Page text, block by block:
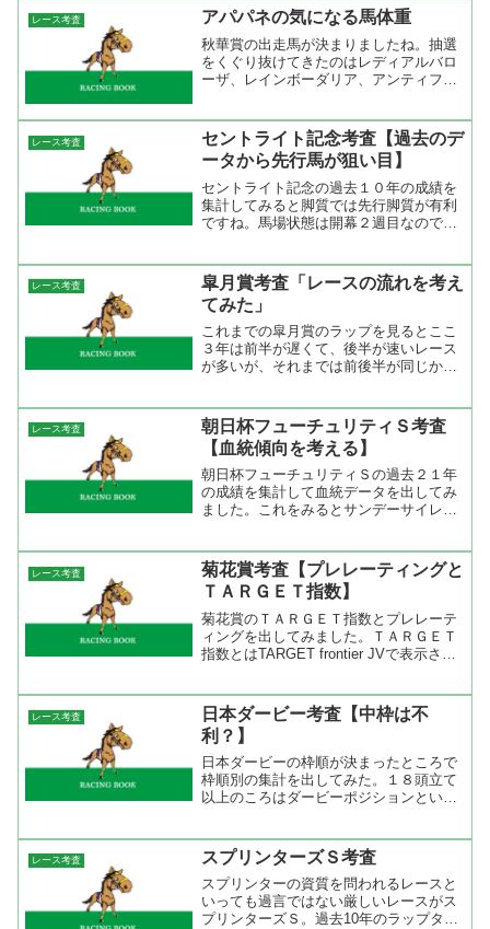
レースになるのか楽しみです。登録馬に
ついてはとりあえず置...
レース考査 アパパネの気になる馬体重
秋華賞の出走馬が決まりましたね。抽選
をくぐり抜けてきたのはレディアルバロ
ーザ、レインボーダリア、アンティフリ
うね。 多分、１人気になるだろうアパ
パネですがこれまでの成績...
レース考査
セントライト記念考査【過去のデ
ータから先行馬が狙い目】
セントライト記念の過去１０年の成績を
集計してみると脚質では先行脚質が有利
ですね。馬場状態は開幕２週目なので芝
や上がりの掛かる展開が差し馬には厳し
い流れになっているのだと...
レース考査
皐月賞考査「レースの流れを考え
てみた」
これまでの皐月賞のラップを見るとここ
３年は前半が遅くて、後半が速いレース
が多いが、それまでは前後半が同じか前
すく、それは出走頭数に関係していたと
思う。トライアルでも頭数...
レース考査
朝日杯フューチュリティＳ考査
【血統傾向を考える】
朝日杯フューチュリティＳの過去２１年
の成績を集計して血統データを出してみ
ました。これをみるとサンデーサイレン
と大まかに分類してこの２系統が...
レース考査
菊花賞考査【プレレーティングと
ＴＡＲＧＥＴ指数】
菊花賞のＴＡＲＧＥＴ指数とプレレーテ
ィングを出してみました。ＴＡＲＧＥＴ
指数とはTARGET frontier JVで表示され
じ意味です。また、表に出ているＺＩ値
は前走...
レース考査
日本ダービー考査【中枠は不
利？】
日本ダービーの枠順が決まったところで
枠順別の集計を出してみた。１８頭立て
以上のころはダービーポジションという
ど、過去２１年で４枠からの優勝馬が出
ていない。しかも、複勝率...
レース考査 スプリンターズＳ考査
スプリンターの資質を問われるレースと
いっても過言ではない厳しいレースがス
プリンターズＳ。過去10年のラップタイ